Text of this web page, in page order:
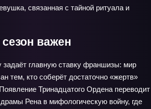
связанная с тайной ритуала и
важен
задаёт главную ставку франшизы: мир
тем, кто соберёт достаточно «жертв»
Тринадцатого Ордена переводит
Рена в мифологическую войну, где